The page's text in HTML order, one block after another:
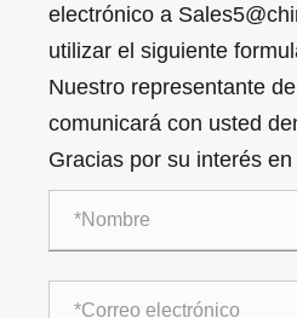
electrónico a
utilizar el siguiente
Nuestro representante
comunicará con usted
Gracias por su interés